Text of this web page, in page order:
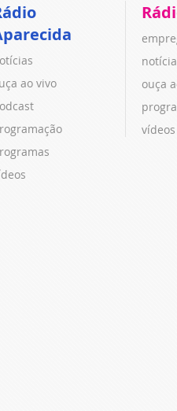
ao vivo
ouça
vídeos